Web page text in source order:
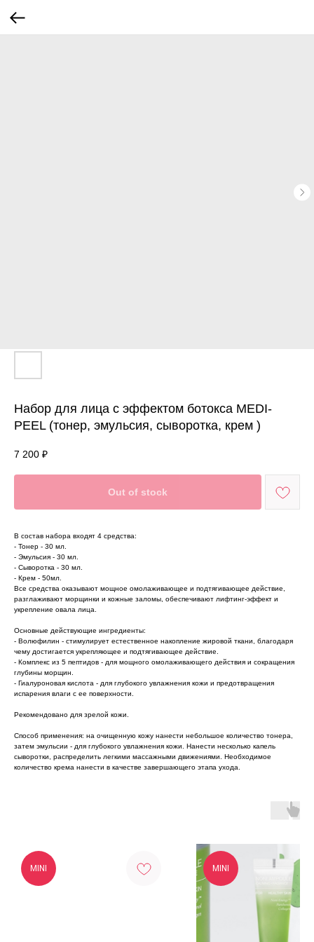
Набор для лица с эффектом ботокса MEDI-
PEEL (тонер, эмульсия, сыворотка, крем )
7 200 ₽
Out of stock
В состав набора входят 4 средства:
- Тонер - 30 мл.
- Эмульсия - 30 мл.
- Сыворотка - 30 мл.
- Крем - 50мл.
Все средства оказывают мощное омолаживающее и подтягивающее действие,
разглаживают морщинки и кожные заломы, обеспечивают лифтинг-эффект и
укрепление овала лица.
Основные действующие ингредиенты:
- Волюфилин - стимулирует естественное накопление жировой ткани, благодаря
чему достигается укрепляющее и подтягивающее действие.
- Комплекс из 5 пептидов - для мощного омолаживающего действия и сокращения
глубины морщин.
- Гиалуроновая кислота - для глубокого увлажнения кожи и предотвращения
испарения влаги с ее поверхности.
Рекомендовано для зрелой кожи.
Способ применения: на очищенную кожу нанести небольшое количество тонера,
затем эмульсии - для глубокого увлажнения кожи. Нанести несколько капель
сыворотки, распределить легкими массажными движениями. Необходимое
количество крема нанести в качестве завершающего этапа ухода.
MINI MINI